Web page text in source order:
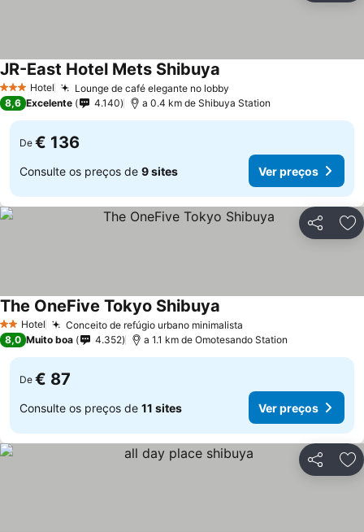
3 EstrelasHotel Lounge de café elegante no lobby
JR-East Hotel Mets Shibuya
8,6 Excelente 4.140 a 0.4 km de Shibuya Station
De € 136
Consulte os preços de 9 sites Ver preços
Partilhar
2 Estrelas
Hotel Conceito de refúgio urbano minimalista
The OneFive Tokyo Shibuya
8,0 Muito boa 4.352 a 1.1 km de Omotesando Station
De € 87
Consulte os preços de 11 sites Ver preços
Partilhar